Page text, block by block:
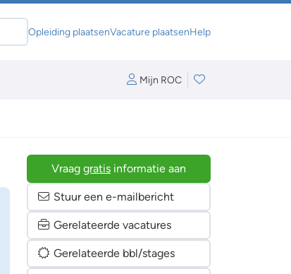
Opleiding plaatsenVacature plaatsenHelp
Mijn ROC
Vraag gratis informatie aan
Stuur een e-mailbericht
Gerelateerde vacatures
Gerelateerde bbl/stages